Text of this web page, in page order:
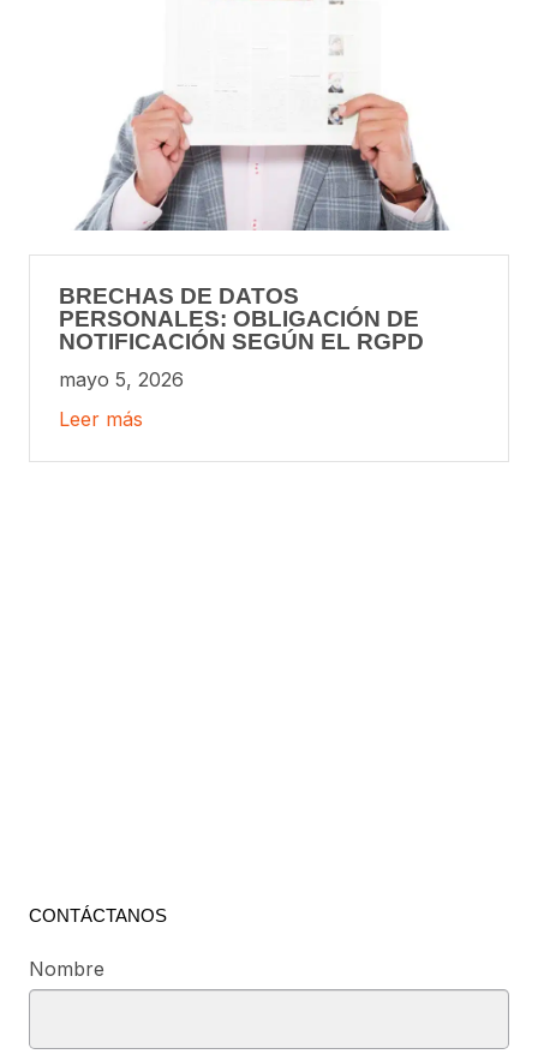
BRECHAS DE DATOS
PERSONALES: OBLIGACIÓN DE
NOTIFICACIÓN SEGÚN EL RGPD
mayo 5, 2026
Leer más
CONTÁCTANOS
Nombre